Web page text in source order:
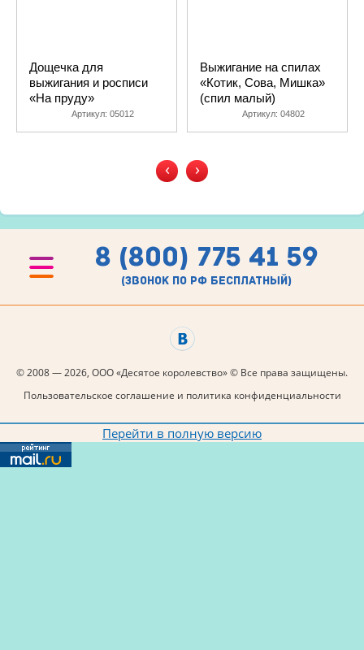
Дощечка для
выжигания и росписи
«На пруду»
Артикул: 05012
Выжигание на спилах
«Котик, Сова, Мишка»
(спил малый)
Артикул: 04802
‹ ›
8 (800) 775 41 59
(звонок по рф бесплатный)
© 2008 — 2026, ООО «Десятое королевство» © Все права защищены.
Пользовательское соглашение и политика конфиденциальности
Перейти в полную версию